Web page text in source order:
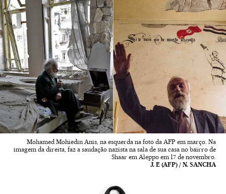
Mohamed Mohiedin Anis, na esquerda na foto da AFP em março. Na
imagem da direita, faz a saudação nazista na sala de sua casa no bairro de
Shaar em Aleppo em 17 de novembro.
J. E (AFP) / N. SANCHA